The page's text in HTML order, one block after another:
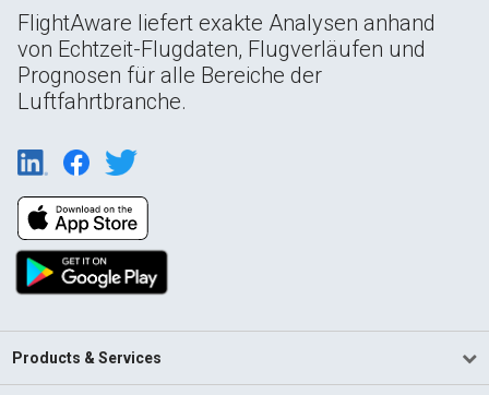
FlightAware liefert exakte Analysen anhand
von Echtzeit-Flugdaten, Flugverläufen und
Prognosen für alle Bereiche der
Luftfahrtbranche.
Products & Services